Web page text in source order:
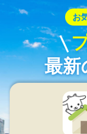
お
最新